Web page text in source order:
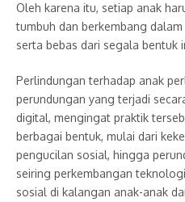
Oleh karena itu, setiap anak
tumbuh dan berkembang
serta bebas dari segala bentuk
Perlindungan terhadap anak
perundungan yang terjadi
digital, mengingat praktik
berbagai bentuk, mulai dari
pengucilan sosial, hingga
seiring perkembangan
sosial di kalangan anak-anak